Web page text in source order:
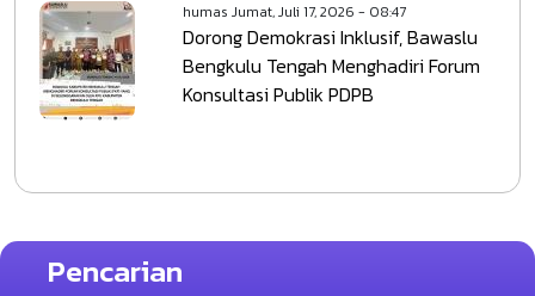
humas Jumat, Juli 17, 2026 - 08:47
Dorong Demokrasi Inklusif, Bawaslu
Bengkulu Tengah Menghadiri Forum
Konsultasi Publik PDPB
Pencarian